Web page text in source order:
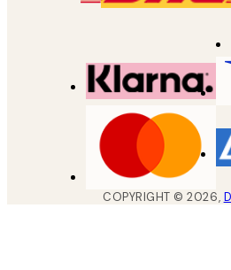
COPYRIGHT ©2026,